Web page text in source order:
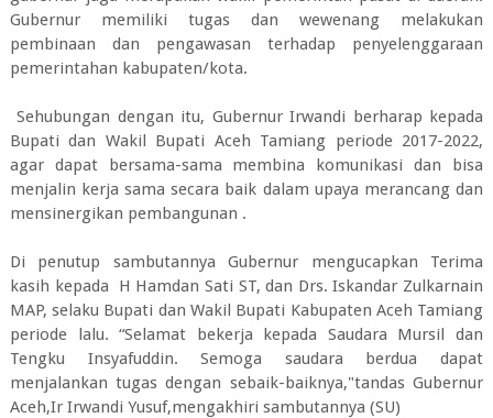
Gubernur memiliki tugas dan wewenang melakukan
pembinaan dan pengawasan terhadap penyelenggaraan
pemerintahan kabupaten/kota.
Sehubungan dengan itu, Gubernur Irwandi berharap kepada
Bupati dan Wakil Bupati Aceh Tamiang periode 2017-2022,
agar dapat bersama-sama membina komunikasi dan bisa
menjalin kerja sama secara baik dalam upaya merancang dan
mensinergikan pembangunan .
Di penutup sambutannya Gubernur mengucapkan Terima
kasih kepada H Hamdan Sati ST, dan Drs. Iskandar Zulkarnain
MAP, selaku Bupati dan Wakil Bupati Kabupaten Aceh Tamiang
periode lalu. “Selamat bekerja kepada Saudara Mursil dan
Tengku Insyafuddin. Semoga saudara berdua dapat
menjalankan tugas dengan sebaik-baiknya,"tandas Gubernur
Aceh,Ir Irwandi Yusuf,mengakhiri sambutannya (SU)